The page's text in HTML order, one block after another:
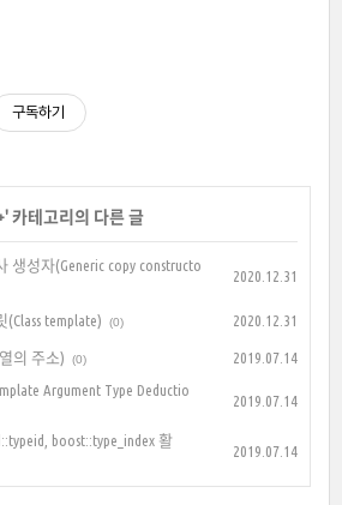
구독하기
' 카테고리의 다른 글
생성자(Generic copy constructo
2020.12.31
(Class template) (0) 2020.12.31
의 주소) (0)
2019.07.14
Argument Type Deductio
2019.07.14
boost::type_index 활
2019.07.14